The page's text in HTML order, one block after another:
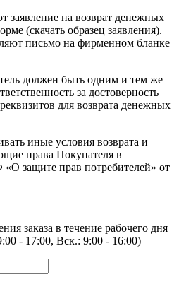
заявление на возврат денежных
(скачать образец заявления).
письмо на фирменном бланке
должен быть одним и тем же
за достоверность
для возврата денежных
иные условия возврата и
права Покупателя в
«О защите прав потребителей» от
заказа в течение рабочего дня
- 17:00, Вск.: 9:00 - 16:00)